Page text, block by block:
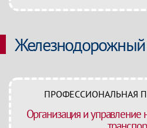
Железнодорожный
ПРОФЕССИОНАЛЬНАЯ
Организация и